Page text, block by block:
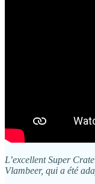
L’excellent Super
Vlambeer, qui a été